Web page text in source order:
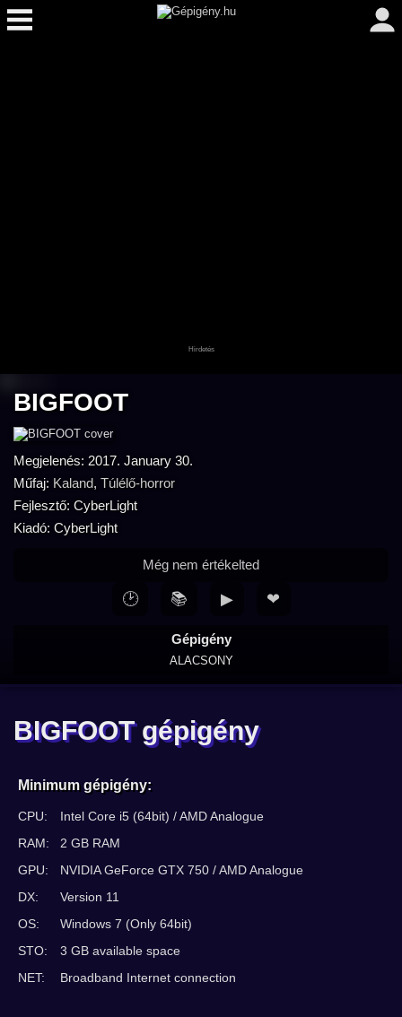
BIGFOOT
Megjelenés: 2017. January 30.
Műfaj: Kaland, Túlélő-horror
Fejlesztő: CyberLight
Kiadó: CyberLight
Gépigény
ALACSONY
Még nem értékelted
🕑 📚 ▶ ❤
BIGFOOT gépigény
Minimum gépigény:
CPU:
Intel Core i5 (64bit) / AMD Analogue
RAM:
2 GB RAM
GPU:
NVIDIA GeForce GTX 750 / AMD Analogue
DX:
Version 11
OS:
Windows 7 (Only 64bit)
STO:
3 GB available space
NET:
Broadband Internet connection